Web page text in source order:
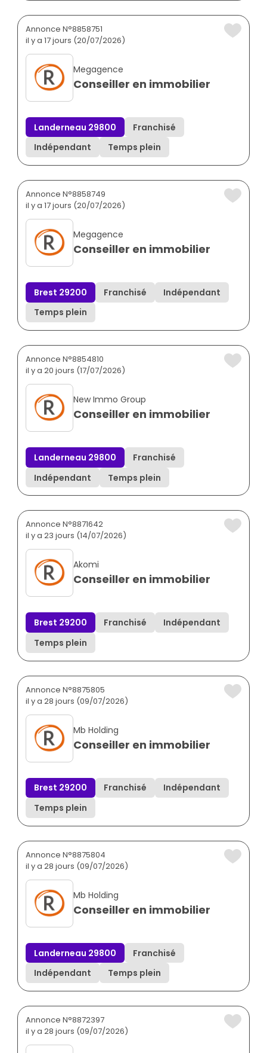
Annonce N°8858751
il y a 17 jours (20/07/2026)
Megagence
Conseiller en immobilier
Landerneau 29800
Franchisé
Indépendant
Temps plein
Annonce N°8858749
il y a 17 jours (20/07/2026)
Megagence
Conseiller en immobilier
Brest 29200 Franchisé
Indépendant
Temps plein
Annonce N°8854810
il y a 20 jours (17/07/2026)
New Immo Group
Conseiller en immobilier
Landerneau 29800
Franchisé
Indépendant
Temps plein
Annonce N°8871642
il y a 23 jours (14/07/2026)
Akomi
Conseiller en immobilier
Brest 29200 Franchisé
Indépendant
Temps plein
Annonce N°8875805
il y a 28 jours (09/07/2026)
Mb Holding
Conseiller en immobilier
Brest 29200 Franchisé
Indépendant
Temps plein
Annonce N°8875804
il y a 28 jours (09/07/2026)
Mb Holding
Conseiller en immobilier
Landerneau 29800
Franchisé
Indépendant
Temps plein
Annonce N°8872397
il y a 28 jours (09/07/2026)